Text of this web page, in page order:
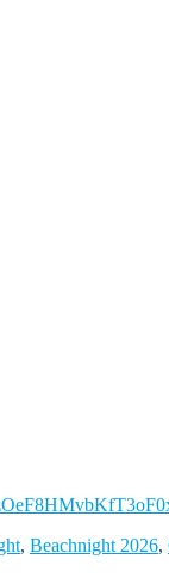
, Beachnight 2026,